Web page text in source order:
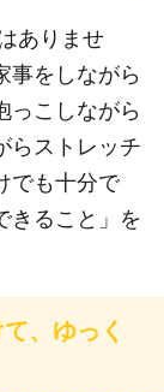
ありませ
事をしながら
っこしながら
らストレッチ
でも十分で
きること」を
、ゆっく